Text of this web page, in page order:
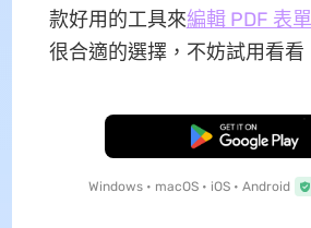
款好用的工具來編輯 PDF 表單
很合適的選擇，不妨試用看看
免費下載
Windows • macOS • iOS • Android